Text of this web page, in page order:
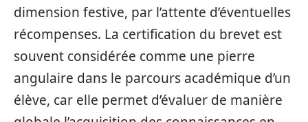
dimension festive, par l’attente d’éventuelles
récompenses. La certification du brevet est
souvent considérée comme une pierre
angulaire dans le parcours académique d’un
élève, car elle permet d’évaluer de manière